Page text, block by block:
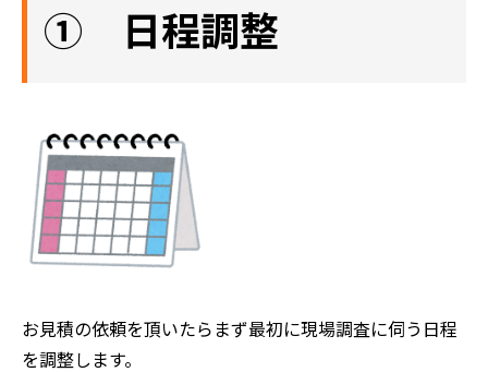
① 日程調整
お見積の依頼を頂いたらまず最初に現場調査に伺う日程
を調整します。